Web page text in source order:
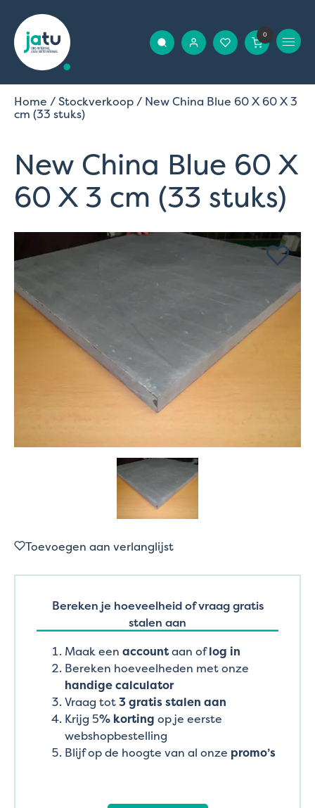
0
Home /Stockverkoop/ New China Blue 60 X 60 X 3
cm (33 stuks)
New China Blue 60 X
60 X 3 cm (33 stuks)
Toevoegen aan verlanglijst
Bereken je hoeveelheid of vraag gratis
stalen aan
Maak een accountaan oflog in
Bereken hoeveelheden met onze
handige calculator
Vraag tot3 gratis stalen aan
Krijg 5% korting op je eerste
webshopbestelling
Blijf op de hoogte van al onze promo’s